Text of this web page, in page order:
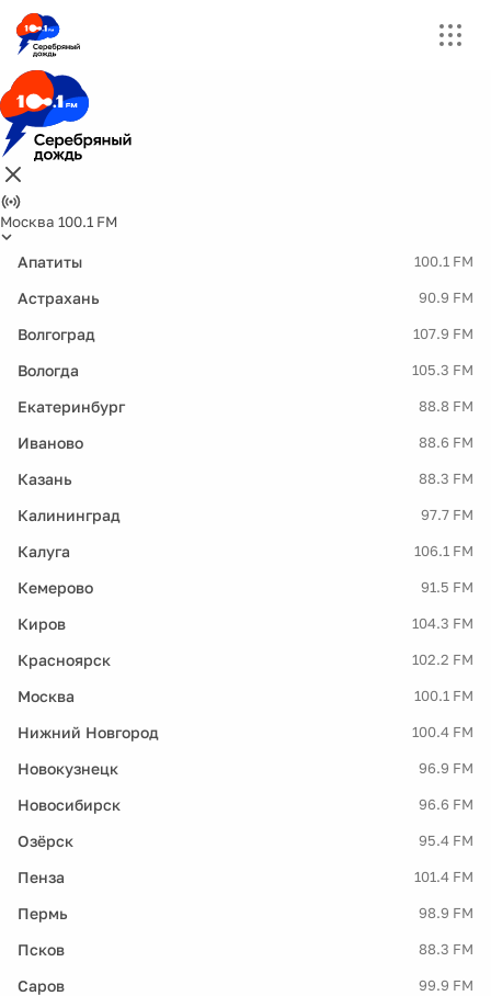
Москва 100.1 FM
Апатиты 100.1 FM
Астрахань 90.9 FM
Волгоград 107.9 FM
Вологда 105.3 FM
Екатеринбург 88.8 FM
Иваново 88.6 FM
Казань 88.3 FM
Калининград 97.7 FM
Калуга 106.1 FM
Кемерово 91.5 FM
Киров 104.3 FM
Красноярск 102.2 FM
Москва 100.1 FM
Нижний Новгород 100.4 FM
Новокузнецк 96.9 FM
Новосибирск 96.6 FM
Озёрск 95.4 FM
Пенза 101.4 FM
Пермь 98.9 FM
Псков 88.3 FM
Саров 99.9 FM